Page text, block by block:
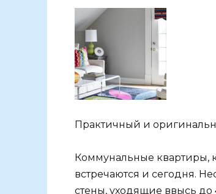
Практичный и
Коммунальные квартиры,
встречаются и сегодня.
стены, уходящие ввысь до